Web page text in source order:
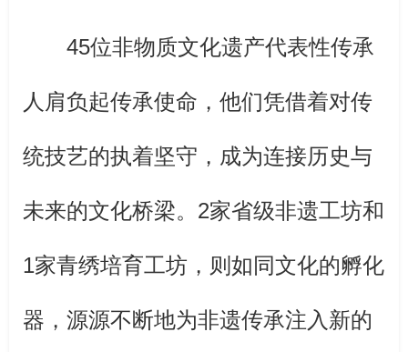
45位非物质文化遗产代表性传承
人肩负起传承使命，他们凭借着对传
统技艺的执着坚守，成为连接历史与
未来的文化桥梁。2家省级非遗工坊和
1家青绣培育工坊，则如同文化的孵化
器，源源不断地为非遗传承注入新的